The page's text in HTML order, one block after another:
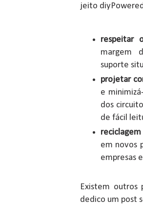
jeito
respeitar
margem
suporte
projetar
e
dos
de fácil
em novos
empresas
Existem outros
dedico um post